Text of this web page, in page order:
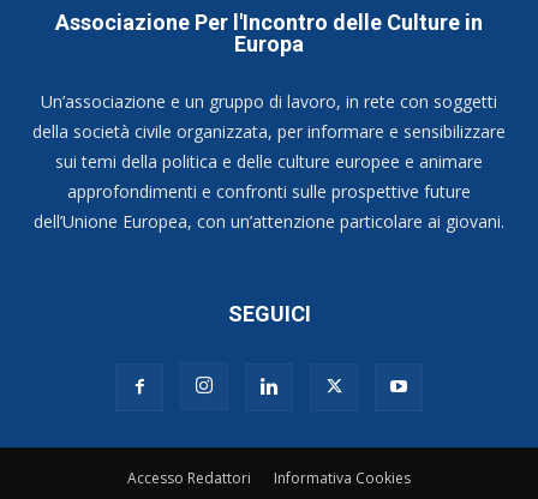
Associazione Per l'Incontro delle Culture in
Europa
Un’associazione e un gruppo di lavoro, in rete con soggetti
della società civile organizzata, per informare e sensibilizzare
sui temi della politica e delle culture europee e animare
approfondimenti e confronti sulle prospettive future
dell’Unione Europea, con un’attenzione particolare ai giovani.
SEGUICI
Accesso Redattori Informativa Cookies